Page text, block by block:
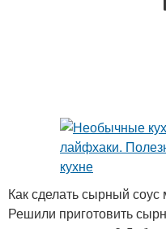
Как сделать сырный
Решили приготовить